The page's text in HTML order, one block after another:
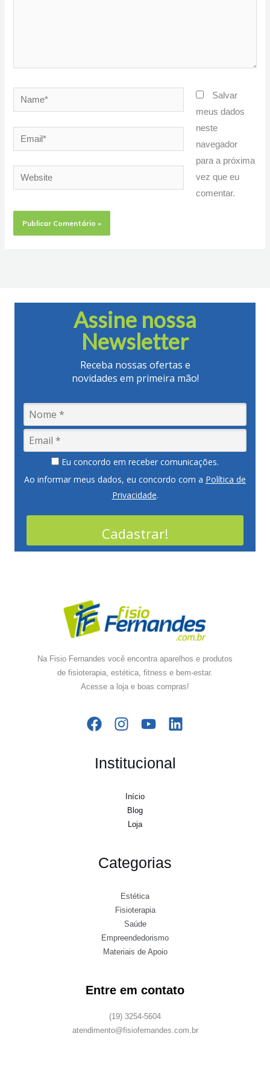
Name*
Email*
Website
Salvar
meus dados
neste
navegador
para a próxima
vez que eu
comentar.
Assine nossa
Newsletter
Receba nossas ofertas e
novidades em primeira mão!
Eu concordo em receber comunicações.
Ao informar meus dados, eu concordo com a Política de
Privacidade.
Cadastrar!
Na Fisio Fernandes você encontra aparelhos e produtos
de fisioterapia, estética, fitness e bem-estar.
Acesse a loja e boas compras!
Institucional
Início
Blog
Loja
Categorias
Estética
Fisioterapia
Saúde
Empreendedorismo
Materiais de Apoio
Entre em contato
(19) 3254-5604
atendimento@fisiofernandes.com.br